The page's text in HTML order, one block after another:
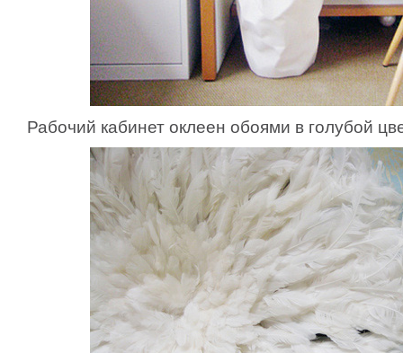
Рабочий кабинет оклеен обоями в голубой